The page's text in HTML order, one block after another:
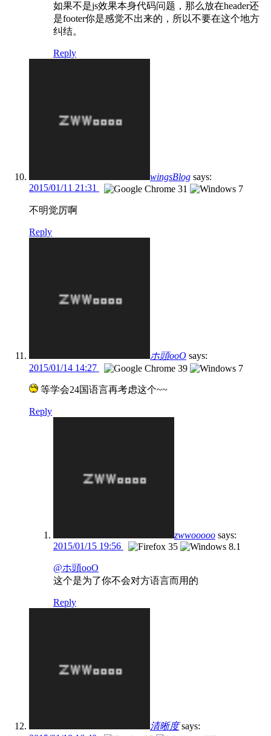
如果不是js效果本身代码问题，那么放在header还
是footer你是感觉不出来的，所以不要在这个地方
纠结。
Reply
wingsBlog says:
2015/01/11 21:31
不明觉厉啊
Reply
ホ頭ooO says:
2015/01/14 14:27
等学会24国语言再考虑这个~~
Reply
zwwooooo says:
2015/01/15 19:56
@ホ頭ooO
这个是为了你不会对方语言而用的
Reply
清晰度 says: